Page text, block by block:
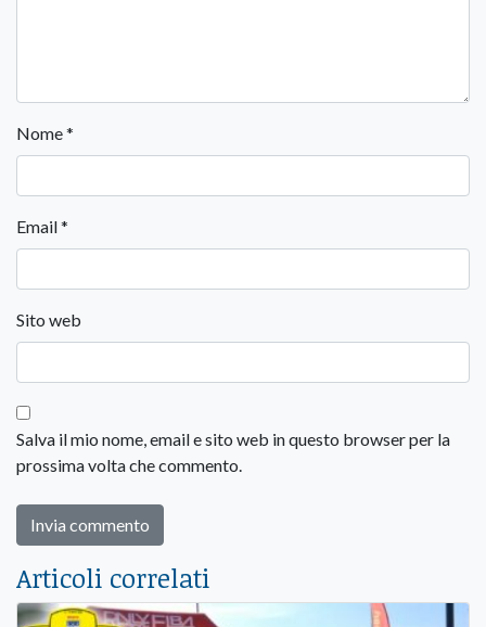
Nome*
Email*
Sito web
Salva il mio nome, email e sito web in questo browser per la
prossima volta che commento.
Articoli correlati